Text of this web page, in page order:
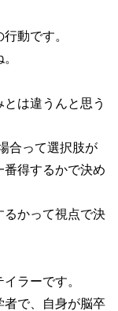
動です。
は違うんと思う
合って選択肢が
番得するかで決め
るかって視点で決
ラーです。
者で、自身が脳卒